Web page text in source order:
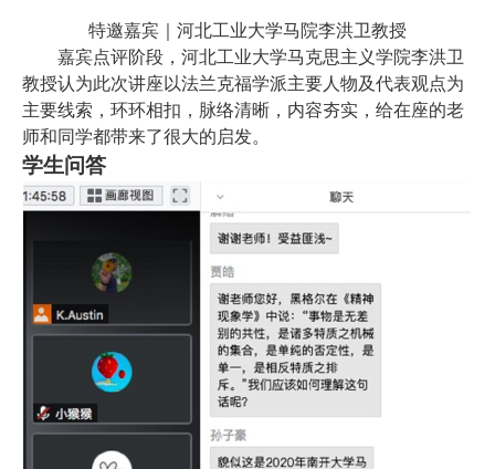
特邀嘉宾｜河北工业大学马院李洪卫教授
嘉宾点评阶段，河北工业大学马克思主义学院李洪卫
教授认为此次讲座以法兰克福学派主要人物及代表观点为
主要线索，环环相扣，脉络清晰，内容夯实，给在座的老
师和同学都带来了很大的启发。
学生问答